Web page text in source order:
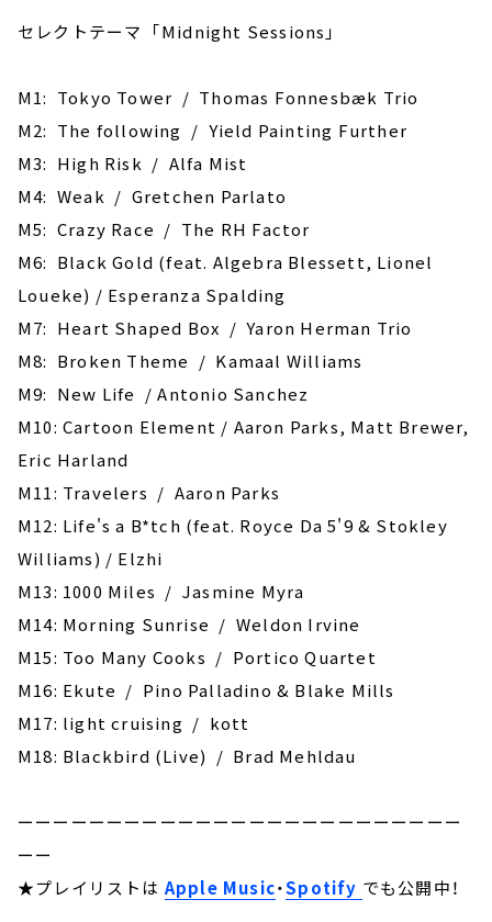
セレクトテーマ ｢Midnight Sessions｣
M1: ‎Tokyo Tower / Thomas Fonnesbæk Trio
M2: The following / Yield Painting Further
M3: High Risk / Alfa Mist
M4: Weak / Gretchen Parlato
M5: Crazy Race / The RH Factor
M6: Black Gold (feat. Algebra Blessett, Lionel
Loueke) / Esperanza Spalding
M7: Heart Shaped Box / Yaron Herman Trio
M8: Broken Theme / Kamaal Williams
M9: New Life / Antonio Sanchez
M10: Cartoon Element / Aaron Parks, Matt Brewer,
Eric Harland
M11: Travelers / Aaron Parks
M12: Life's a B*tch (feat. Royce Da 5'9 & Stokley
Williams) / Elzhi
M13: 1000 Miles / Jasmine Myra
M14: Morning Sunrise / Weldon Irvine
M15: Too Many Cooks / Portico Quartet
M16: Ekute / Pino Palladino & Blake Mills
M17: light cruising / kott
M18: Blackbird (Live) / Brad Mehldau
ーーーーーーーーーーーーーーーーーーーーーーーーー
ーー
★プレイリストは Apple Music・Spotify でも公開中！